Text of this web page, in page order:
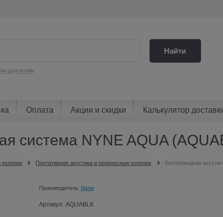
для селфи
Найти
Оплата Акции и скидки Калькулятор
система NYNE AQUA
Портативная акустика и переносные колонки Беспроводная
Производитель: Nyne
Артикул: AQUABLK